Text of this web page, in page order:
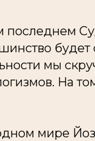
последнем
будет
мы
На
мире